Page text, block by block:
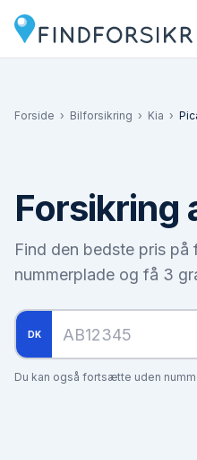
Forside › Bilforsikring › Kia ›
Forsikring
Find den bedste pris på
nummerplade og få 3
DK
Du kan også fortsætte uden